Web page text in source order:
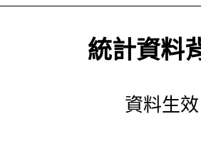
統計資料
資料生